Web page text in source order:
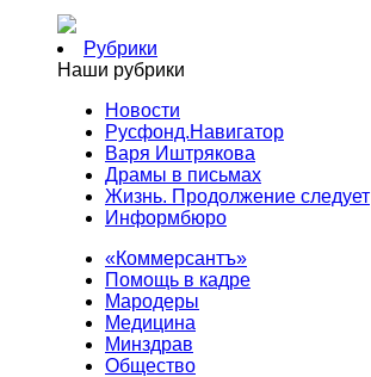
Рубрики
Наши рубрики
Новости
Русфонд.Навигатор
Варя Иштрякова
Драмы в письмах
Жизнь. Продолжение следует
Информбюро
«Коммерсантъ»
Помощь в кадре
Мародеры
Медицина
Минздрав
Общество